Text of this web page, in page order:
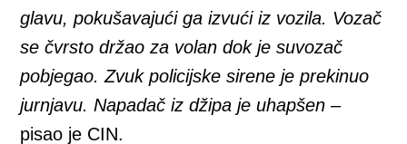
glavu, pokušavajući ga izvući iz vozila. Vozač
se čvrsto držao za volan dok je suvozač
pobjegao. Zvuk policijske sirene je prekinuo
jurnjavu. Napadač iz džipa je uhapšen –
pisao je CIN.